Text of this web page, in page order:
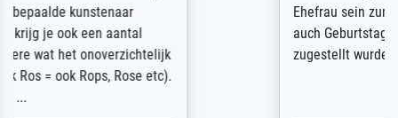
Ehefrau sein zum Hochzeits- gleichzeitig
auch Geburtstag sein) doch nach zu Hause
zugestellt wurde.